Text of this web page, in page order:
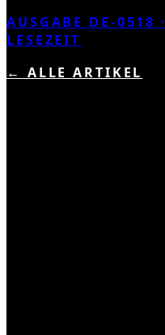
AUSGABE DE-0518 ·
LESEZEIT
← ALLE ARTIKEL